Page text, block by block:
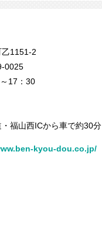
1151-2
0025
17：30
福山西ICから車で約30分
kyou-dou.co.jp/